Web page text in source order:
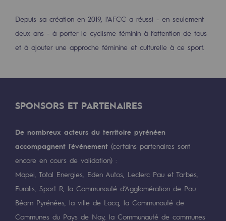
Le Labo
Acteur engagé
Ambition RSE
Responsabilité environnementale
BE POSITIF, le programme de
Décarbonation : une priorité
Limitation des émissions atmosphériques
Depuis sa création en 2019, l’AFCC a réussi - en seulement
deux ans - à porter le cyclisme féminin à l’attention de tous
et à ajouter une approche féminine et culturelle à ce sport.
SPONSORS ET PARTENAIRES
De nombreux acteurs du territoire pyrénéen
accompagnent l’événement (certains partenaires sont
encore en cours de validation) :
Mapei, Total Energies, Eden Autos, Leclerc Pau et Tarbes,
Euralis, Sport R, la Communauté d’Agglomération de Pau
Béarn Pyrénées, la ville de Lacq, la Communauté de
Communes du Pays de Nay, la Communauté de communes